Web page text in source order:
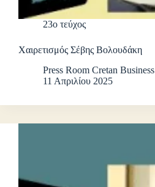
23ο τεύχος
Χαιρετισμός Σέβης Βολουδάκη
Press Room Cretan Business
11 Απριλίου 2025